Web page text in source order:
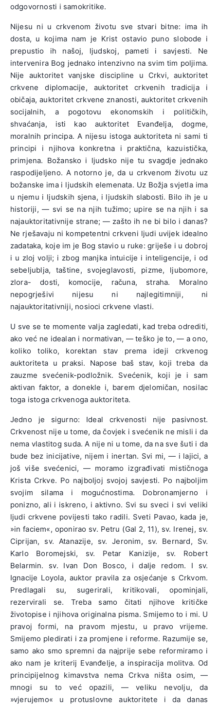
odgovornosti i samokritike.
Nijesu ni u crkvenom životu sve stvari bitne: ima ih
dosta, u kojima nam je Krist ostavio puno slobode i
prepustio ih našoj, ljudskoj, pameti i savjesti. Ne
intervenira Bog jednako intenzivno na svim tim poljima.
Nije auktoritet vanjske discipline u Crkvi, auktoritet
crkvene diplomacije, auktoritet crkvenih tradicija i
običaja, auktoritet crkvene znanosti, auktoritet crkvenih
socijalnih, a pogotovu ekonomskih i političkih,
shvaćanja, isti kao auktoritet Evanđelja, dogme,
moralnih principa. A nijesu istoga auktoriteta ni sami ti
principi i njihova konkretna i praktična, kazuistička,
primjena. Božansko i ljudsko nije tu svagdje jednako
raspodijeljeno. A notorno je, da u crkvenom životu uz
božanske ima i ljudskih elemenata. Uz Božja svjetla ima
u njemu i ljudskih sjena, i ljudskih slabosti. Bilo ih je u
historiji, — svi se na njih tužimo; upire se na njih i sa
najauktoritativnije strane; — zašto ih ne bi bilo i danas?
Ne rješavaju ni kompetentni crkveni ljudi uvijek idealno
zadataka, koje im je Bog stavio u ruke: griješe i u dobroj
i u zloj volji; i zbog manjka intuicije i inteligencije, i od
sebeljublja, taštine, svojeglavosti, pizme, ljubomore,
zlora- dosti, komocije, računa, straha. Moralno
nepogrješivi nijesu ni najlegitimniji, ni
najauktoritativniji, nosioci crkvene vlasti.
U sve se te momente valja zagledati, kad treba odrediti,
ako već ne idealan i normativan, — teško je to, — a ono,
koliko toliko, korektan stav prema ideji crkvenog
auktoriteta u praksi. Napose baš stav, koji treba da
zauzme svećenik-podložnik. Svećenik, koji je i sam
aktivan faktor, a donekle i, barem djelomičan, nosilac
toga istoga crkvenoga auktoriteta.
Jedno je sigurno: Ideal crkvenosti nije pasivnost.
Crkvenost nije u tome, da čovjek i svećenik ne misli i da
nema vlastitog suda. A nije ni u tome, da na sve šuti i da
bude bez inicijative, nijem i inertan. Svi mi, — i lajici, a
još više svećenici, — moramo izgrađivati mističnoga
Krista Crkve. Po najboljoj svojoj savjesti. Po najboljim
svojim silama i mogućnostima. Dobronamjerno i
ponizno, ali i iskreno, i aktivno. Svi su sveci i svi veliki
ljudi crkvene povijesti tako radili. Sveti Pavao, kada je,
»in faciem«, oponirao sv. Petru (Gal 2, 11), sv. Irenej, sv.
Ciprijan, sv. Atanazije, sv. Jeronim, sv. Bernard, Sv.
Karlo Boromejski, sv. Petar Kanizije, sv. Robert
Belarmin. sv. Ivan Don Bosco, i dalje redom. I sv.
Ignacije Loyola, auktor pravila za osjećanje s Crkvom.
Predlagali su, sugerirali, kritikovali, opominjali,
rezervirali se. Treba samo čitati njihove kritičke
životopise i njihova originalna pisma. Smijemo to i mi. U
pravoj formi, na pravom mjestu, u pravo vrijeme.
Smijemo pledirati i za promjene i reforme. Razumije se,
samo ako smo spremni da najprije sebe reformiramo i
ako nam je kriterij Evanđelje, a inspiracija molitva. Od
principijelnog kimavstva nema Crkva ništa osim, —
mnogi su to već opazili, — veliku nevolju, da
»vjerujemo« u protuslovne auktoritete i da danas